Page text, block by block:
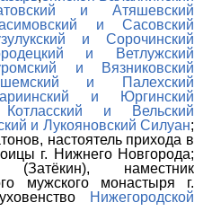
и Атяшевский
и Сасовский
и Сорочинский
и Ветлужский
и Вязниковский
и Палехский
и Юргинский
и Вельский
и Лукояновский Силуан;
настоятель прихода в
г. Нижнего Новгорода;
наместник
мужского монастыря г.
Нижегородской